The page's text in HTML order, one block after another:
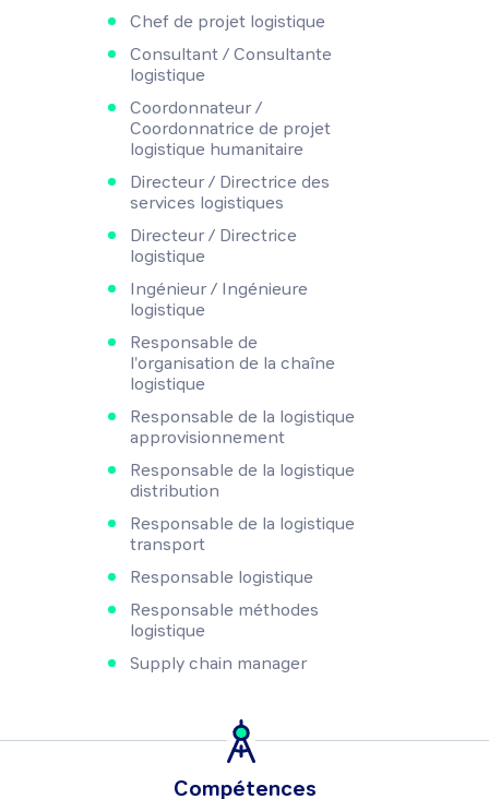
Chef de projet logistique
Consultant / Consultante
logistique
Coordonnateur /
Coordonnatrice de projet
logistique humanitaire
Directeur / Directrice des
services logistiques
Directeur / Directrice
logistique
Ingénieur / Ingénieure
logistique
Responsable de
l'organisation de la chaîne
logistique
Responsable de la logistique
approvisionnement
Responsable de la logistique
distribution
Responsable de la logistique
transport
Responsable logistique
Responsable méthodes
logistique
Supply chain manager
Compétences